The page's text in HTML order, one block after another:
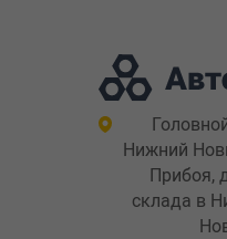
Нижний
Прибоя,
склада в